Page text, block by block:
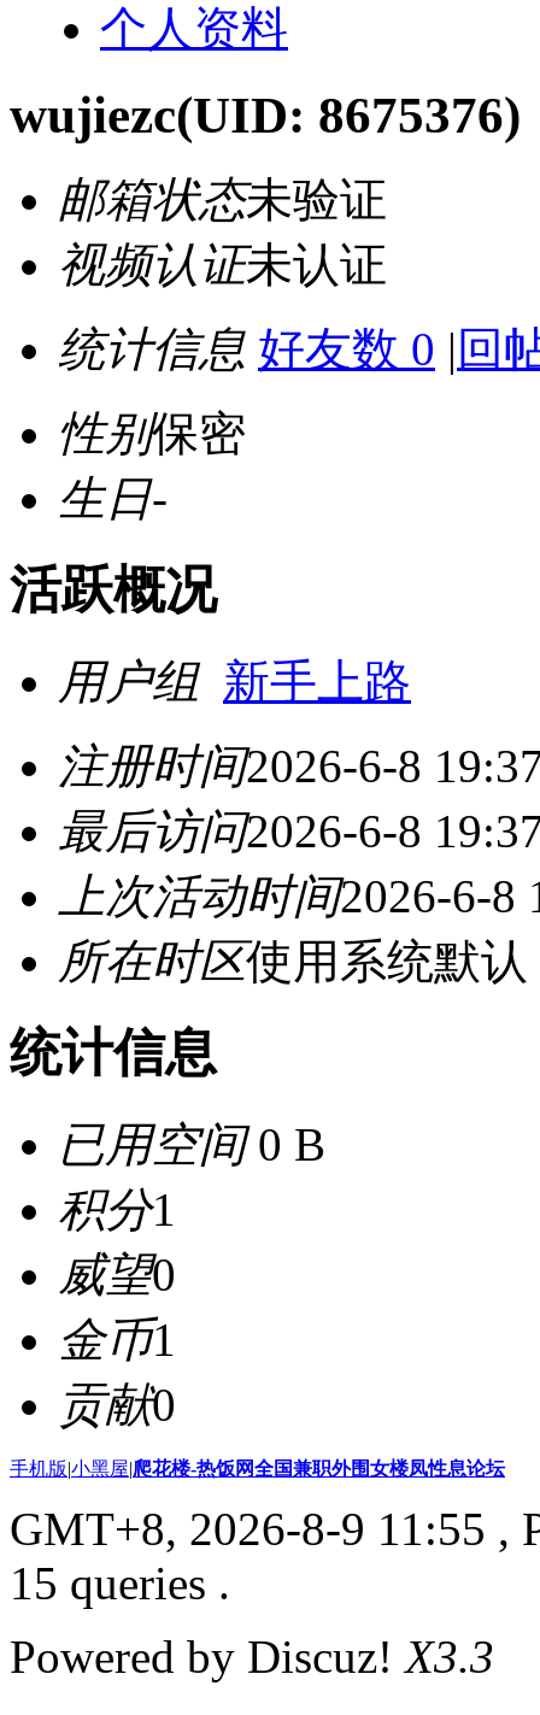
个人资料
wujiezc(UID: 8675376)
邮箱状态未验证
视频认证未认证
统计信息 好友数 0 | 回
性别保密
生日-
活跃概况
用户组 新手上路
注册时间2026-6-8
最后访问2026-6-8
上次活动时间2026-6-8
所在时区使用系统默认
统计信息
已用空间0 B
积分1
威望0
金币1
贡献0
手机版|小黑屋|爬花楼-热饭网全国兼职外围女楼凤性息论坛
GMT+8, 2026-8-9 11:55 ,
15 queries .
Powered by Discuz!X3.3